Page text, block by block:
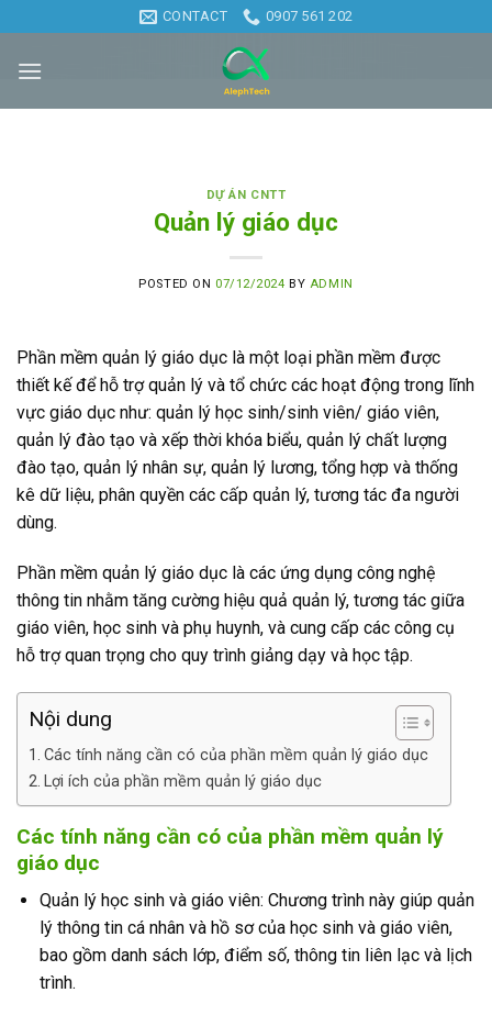
to
content
CONTACT 0907 561 202
DỰ ÁN CNTT
Quản lý giáo dục
POSTED ON 07/12/2024 BY ADMIN
Phần mềm quản lý giáo dục là một loại phần mềm được
thiết kế để hỗ trợ quản lý và tổ chức các hoạt động trong lĩnh
vực giáo dục như: quản lý học sinh/sinh viên/ giáo viên,
quản lý đào tạo và xếp thời khóa biểu, quản lý chất lượng
đào tạo, quản lý nhân sự, quản lý lương, tổng hợp và thống
kê dữ liệu, phân quyền các cấp quản lý, tương tác đa người
dùng.
Phần mềm quản lý giáo dục là các ứng dụng công nghệ
thông tin nhằm tăng cường hiệu quả quản lý, tương tác giữa
giáo viên, học sinh và phụ huynh, và cung cấp các công cụ
hỗ trợ quan trọng cho quy trình giảng dạy và học tập.
Nội dung
Các tính năng cần có của phần mềm quản lý giáo dục
Lợi ích của phần mềm quản lý giáo dục
Các tính năng cần có của phần mềm quản lý
giáo dục
Quản lý học sinh và giáo viên: Chương trình này giúp quản
lý thông tin cá nhân và hồ sơ của học sinh và giáo viên,
bao gồm danh sách lớp, điểm số, thông tin liên lạc và lịch
trình.